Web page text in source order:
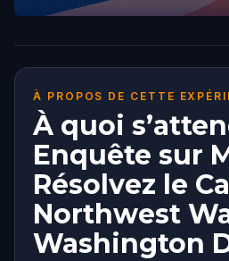
À PROPOS DE CETTE
À quoi
Enquête sur
Résolvez le
Northwest
Washington